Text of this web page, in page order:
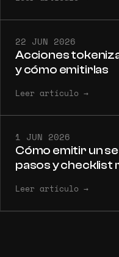
22 JUN 2026
Acciones
y cómo emitirlas
Leer artículo →
1 JUN 2026
Cómo emitir un
pasos y checklist
Leer artículo →